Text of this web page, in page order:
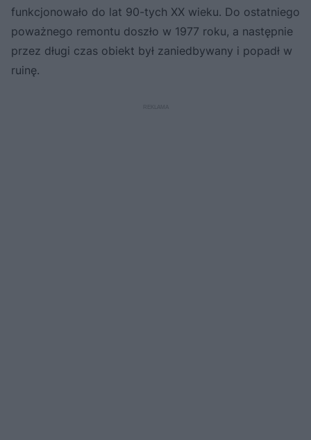
funkcjonowało do lat 90-tych XX wieku. Do ostatniego
poważnego remontu doszło w 1977 roku, a następnie
przez długi czas obiekt był zaniedbywany i popadł w
ruinę.